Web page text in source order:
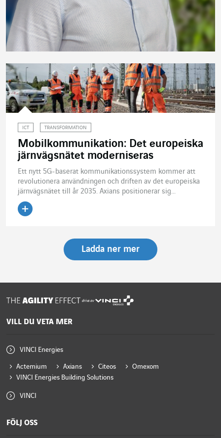
ICT TRANSFORMATION
Mobilkommunikation: Det europeiska
järnvägsnätet moderniseras
Ett nytt 5G-baserat kommunikationssystem kommer att
revolutionera användningen och driften av det europeiska
järnvägsnätet till år 2035. Axians positionerar sig...
Ladda ner mer
drivs av
VILL DU VETA MER
VINCI Energies
Actemium Axians Citeos
Omexom
VINCI Energies Building Solutions
VINCI
FÖLJ OSS